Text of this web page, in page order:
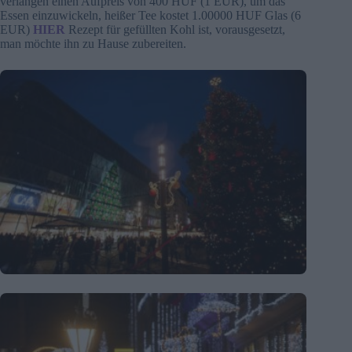
Essen einzuwickeln, heißer Tee kostet 1.00000 HUF Glas (6
EUR) HIER Rezept für gefüllten Kohl ist, vorausgesetzt,
man möchte ihn zu Hause zubereiten.